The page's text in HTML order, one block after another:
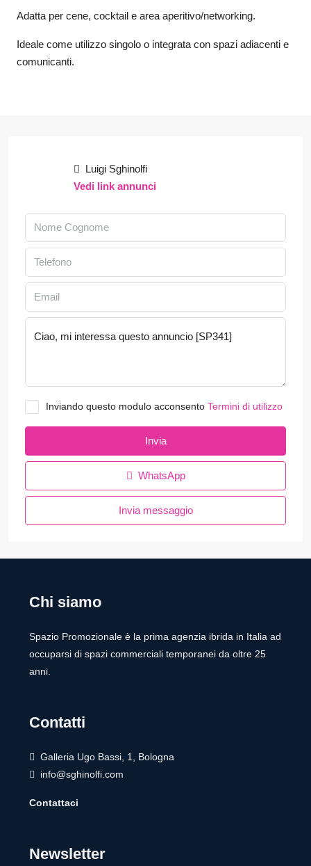
Adatta per cene, cocktail e area aperitivo/networking.
Ideale come utilizzo singolo o integrata con spazi adiacenti e
comunicanti.
Luigi Sghinolfi
Vedi link annunci
Inviando questo modulo acconsento Termini di utilizzo
Invia
WhatsApp
Invia messaggio
Chi siamo
Spazio Promozionale è la prima agenzia ibrida in Italia ad
occuparsi di spazi commerciali temporanei da oltre 25
anni.
Contatti
Galleria Ugo Bassi, 1, Bologna
info@sghinolfi.com
Contattaci
Newsletter